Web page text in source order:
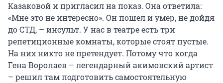
Казаковой и пригласил на показ. Она ответила:
«Мне это не интересно». Он пошел и умер, не дойдя
до СТД, – инсульт. У нас в театре есть три
репетиционные комнаты, которые стоят пустые.
На них никто не претендует. Потому что когда
Гена Воропаев – легендарный акимовский артист
– решил там подготовить самостоятельную